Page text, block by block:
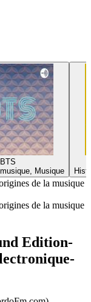
BTS
Musique
de la musique
de la musique
Edition-